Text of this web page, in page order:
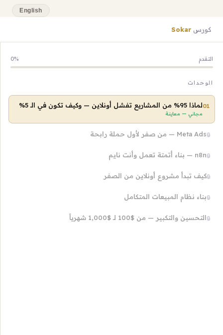
English
كورس Sokar
التقدم 0%
الوحدات
01لماذا 95% من المشاريع تفشل أونلاين — وكيف تكون في الـ 5%
مجاني — معاينة
🔒Meta Ads — من صفر لأول حملة رابحة
🔒n8n — بناء أتمتة تعمل وأنت نايم
🔒كيف تبدأ مشروع أونلاين من الصفر
🔒بناء نظام المبيعات المتكامل
🔒التحسين والتكبير — من $100 لـ $1,000 شهرياً